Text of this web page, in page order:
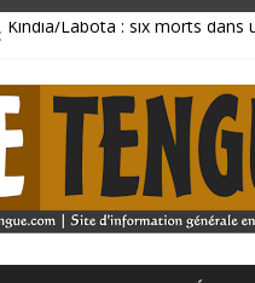
Kindia/Labota : six morts dans
BCRG : la délégation syndicale
Mamadi Doumbouya rassure :
CU SANOYAH : le corps d’un